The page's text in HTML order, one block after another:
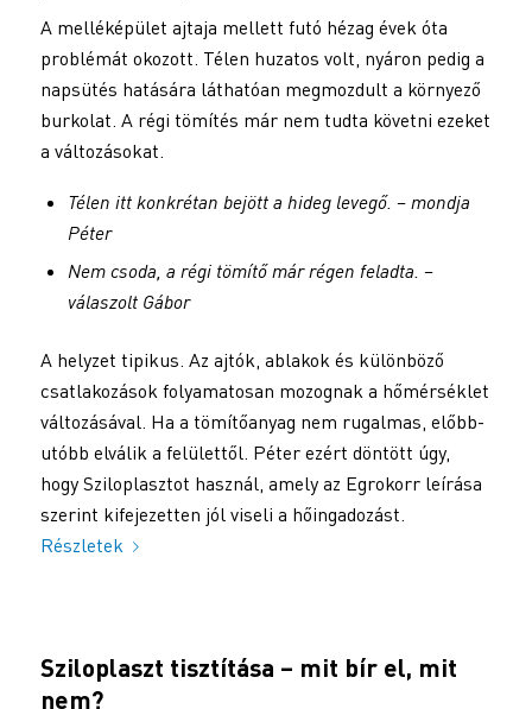
A melléképület ajtaja mellett futó hézag évek óta
problémát okozott. Télen huzatos volt, nyáron pedig a
napsütés hatására láthatóan megmozdult a környező
burkolat. A régi tömítés már nem tudta követni ezeket
a változásokat.
Télen itt konkrétan bejött a hideg levegő. – mondja
Péter
Nem csoda, a régi tömítő már régen feladta. –
válaszolt Gábor
A helyzet tipikus. Az ajtók, ablakok és különböző
csatlakozások folyamatosan mozognak a hőmérséklet
változásával. Ha a tömítőanyag nem rugalmas, előbb-
utóbb elválik a felülettől. Péter ezért döntött úgy,
hogy Sziloplasztot használ, amely az Egrokorr leírása
szerint kifejezetten jól viseli a hőingadozást.
Részletek
Sziloplaszt tisztítása – mit bír el, mit
nem?